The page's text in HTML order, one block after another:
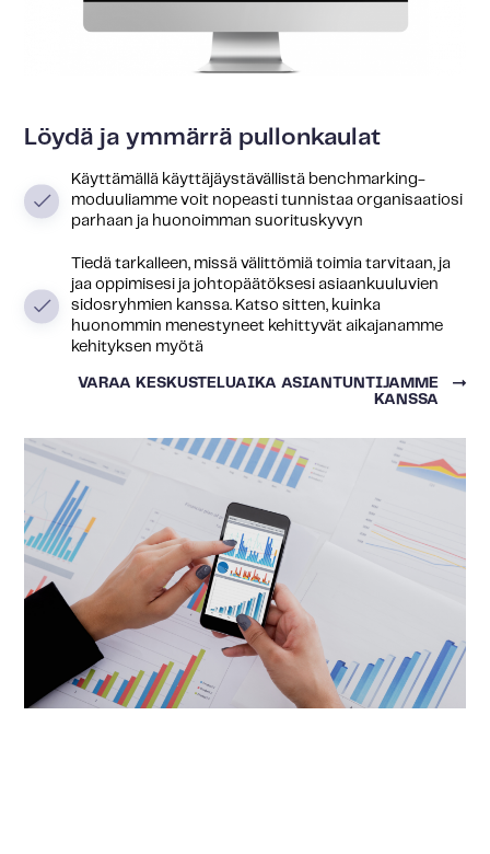
Löydä ja ymmärrä pullonkaulat
Käyttämällä käyttäjäystävällistä benchmarking-
moduuliamme voit nopeasti tunnistaa organisaatiosi
parhaan ja huonoimman suorituskyvyn
Tiedä tarkalleen, missä välittömiä toimia tarvitaan, ja
jaa oppimisesi ja johtopäätöksesi asiaankuuluvien
sidosryhmien kanssa. Katso sitten, kuinka
huonommin menestyneet kehittyvät aikajanamme
kehityksen myötä
VARAA KESKUSTELUAIKA ASIANTUNTIJAMME
KANSSA